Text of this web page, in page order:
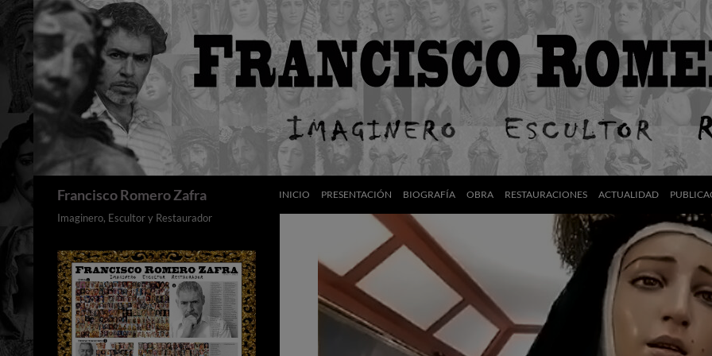
Saltar
contenido
Francisco Romero Zafra INICIO PRESENTACIÓN BIOGRAFÍA OBRA RESTAURACIONES ACTUALIDAD
Imaginero, Escultor y Restaurador